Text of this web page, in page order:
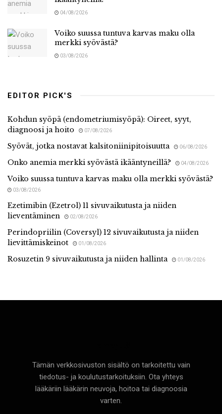
04/08/2026
Voiko suussa tuntuva karvas maku olla
merkki syövästä?
03/08/2026
EDITOR PICK'S
Kohdun syöpä (endometriumisyöpä): Oireet, syyt,
diagnoosi ja hoito
07/08/2026
Syövät, jotka nostavat kalsitoniinipitoisuutta 06/08/2026
Onko anemia merkki syövästä ikääntyneillä? 04/08/2026
Voiko suussa tuntuva karvas maku olla merkki syövästä?
03/08/2026
Ezetimibin (Ezetrol) 11 sivuvaikutusta ja niiden
lieventäminen
02/08/2026
Perindopriilin (Coversyl) 12 sivuvaikutusta ja niiden
lievittämiskeinot
01/08/2026
Rosuzetin 9 sivuvaikutusta ja niiden hallinta 01/08/2026
Tämän verkkosivuston sisältö on tarkoitettu vain
tiedotus- ja koulutustarkoituksiin. Ota yhteys
lääkäriin lääkärin neuvoja, hoitoa tai diagnoosia
varten.